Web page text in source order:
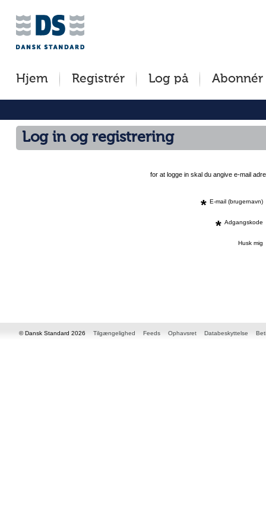
Jump
[s]Hjem Registrér Log på Abonnér
Log in og registrering
for at logge in skal du angive e-mail
* E-mail (brugernavn)
* Adgangskode
Husk mig
© Dansk Standard 2026 Tilgængelighed Feeds Ophavsret Databeskyttelse